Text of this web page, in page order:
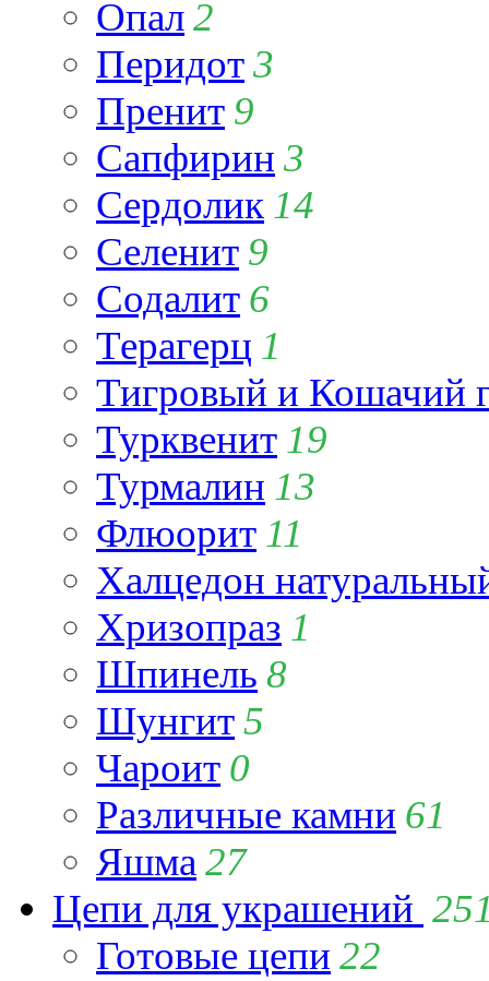
Опал2
Перидот3
Пренит 9
Сапфирин 3
Сердолик 14
Селенит 9
Содалит 6
Терагерц 1
Тигровый и Кошачий
Турквенит 19
Турмалин 13
Флюорит 11
Халцедон
Хризопраз 1
Шпинель 8
Шунгит5
Чароит 0
Различные камни 61
Яшма 27
Цепи для украшений
Готовые цепи 22